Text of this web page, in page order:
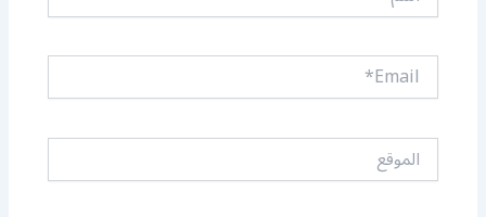
Email*
الموقع